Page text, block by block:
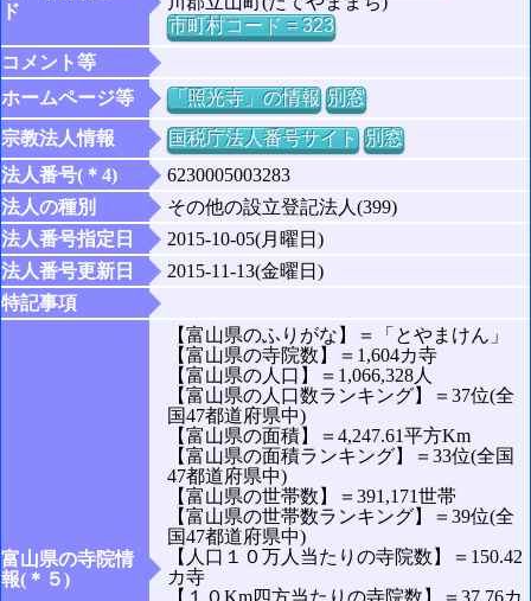
ド
市町村コード = 323
コメント等
ホームページ等
「照光寺」の情報 別窓
宗教法人情報
国税庁法人番号サイト 別窓
法人番号(＊4)
6230005003283
法人の種別
その他の設立登記法人(399)
法人番号指定日
2015-10-05(月曜日)
法人番号更新日
2015-11-13(金曜日)
特記事項
富山県の寺院情
報(＊５)
【富山県のふりがな】＝「とやまけん」
【富山県の寺院数】＝1,604カ寺
【富山県の人口】＝1,066,328人
【富山県の人口数ランキング】＝37位(全
国47都道府県中)
【富山県の面積】＝4,247.61平方Km
【富山県の面積ランキング】＝33位(全国
47都道府県中)
【富山県の世帯数】＝391,171世帯
【富山県の世帯数ランキング】＝39位(全
国47都道府県中)
【人口１０万人当たりの寺院数】＝150.42
カ寺